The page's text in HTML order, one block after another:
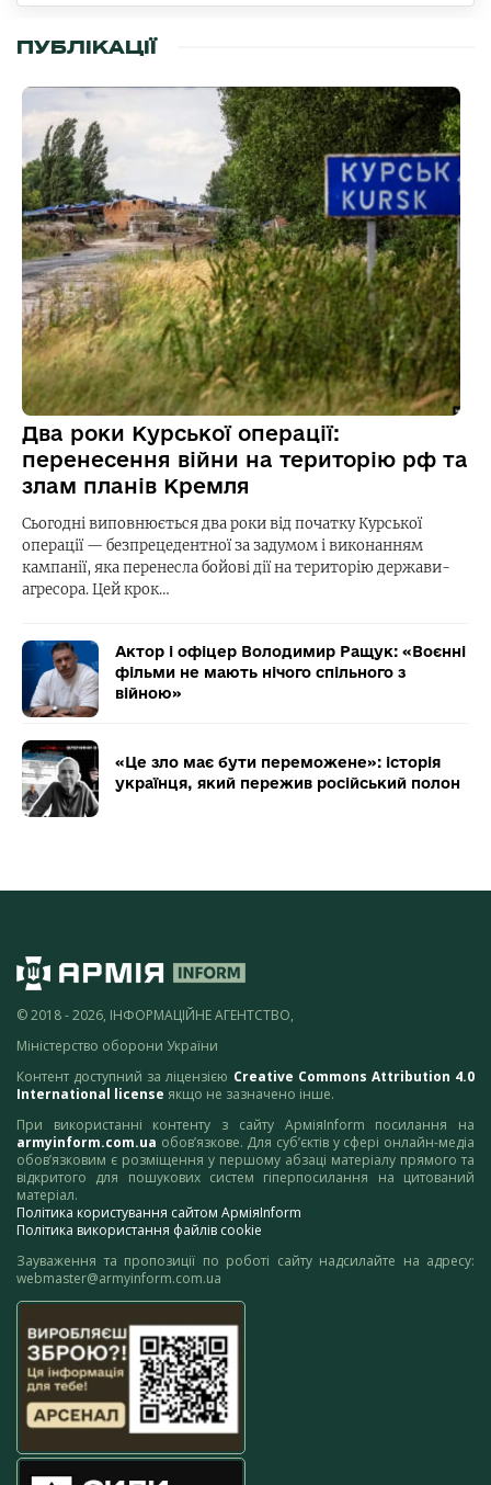
ПУБЛІКАЦІЇ
Два роки Курської операції:
перенесення війни на територію рф та
злам планів Кремля
Сьогодні виповнюється два роки від початку Курської
операції — безпрецедентної за задумом і виконанням
кампанії, яка перенесла бойові дії на територію держави-
агресора. Цей крок…
Актор і офіцер Володимир Ращук: «Воєнні
фільми не мають нічого спільного з
війною»
«Це зло має бути переможене»: історія
українця, який пережив російський полон
© 2018 - 2026, ІНФОРМАЦІЙНЕ АГЕНТСТВО,
Міністерство оборони України
Контент доступний за ліцензією Creative Commons Attribution 4.0
International license якщо не зазначено інше.
При використанні контенту з сайту АрміяInform посилання на
armyinform.com.ua обов’язкове. Для суб’єктів у сфері онлайн-медіа
обов’язковим є розміщення у першому абзаці матеріалу прямого та
відкритого для пошукових систем гіперпосилання на цитований
матеріал.
Політика користування сайтом АрміяInform
Політика використання файлів cookie
Зауваження та пропозиції по роботі сайту надсилайте на адресу:
webmaster@armyinform.com.ua